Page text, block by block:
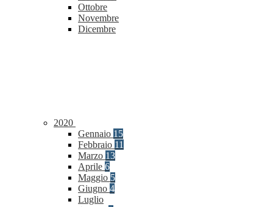
Ottobre
Novembre
Dicembre
2020
Gennaio 15
Febbraio 11
Marzo 13
Aprile 6
Maggio 5
Giugno 4
Luglio